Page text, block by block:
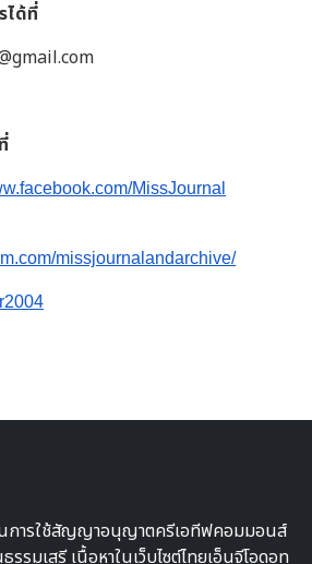
ได้ที่
MissJournal
missjournalandarchive/
นการใช้สัญญาอนุญาตครีเอทีฟคอมมอนส์
รมเสรี เนื้อหาในเว็บไซต์ไทยเอ็นจีโอดอท